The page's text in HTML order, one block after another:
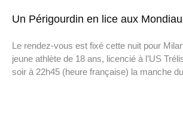
Un Périgourdin en lice aux
Le rendez-vous est fixé cette nuit pour
jeune athlète de 18 ans, licencié à l’US
soir à 22h45 (heure française) la manche